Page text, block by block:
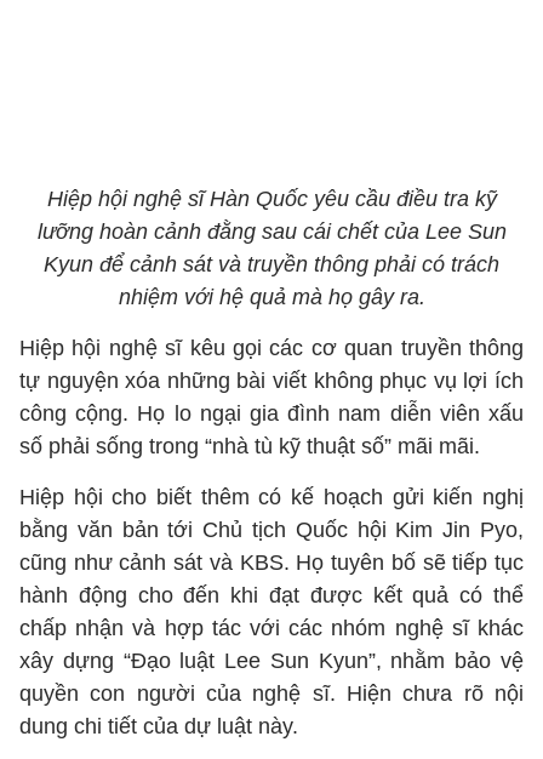
Hiệp hội nghệ sĩ Hàn Quốc yêu cầu điều tra kỹ
lưỡng hoàn cảnh đằng sau cái chết của Lee Sun
Kyun để cảnh sát và truyền thông phải có trách
nhiệm với hệ quả mà họ gây ra.
Hiệp hội nghệ sĩ kêu gọi các cơ quan truyền thông
tự nguyện xóa những bài viết không phục vụ lợi ích
công cộng. Họ lo ngại gia đình nam diễn viên xấu
số phải sống trong “nhà tù kỹ thuật số” mãi mãi.
Hiệp hội cho biết thêm có kế hoạch gửi kiến nghị
bằng văn bản tới Chủ tịch Quốc hội Kim Jin Pyo,
cũng như cảnh sát và KBS. Họ tuyên bố sẽ tiếp tục
hành động cho đến khi đạt được kết quả có thể
chấp nhận và hợp tác với các nhóm nghệ sĩ khác
xây dựng “Đạo luật Lee Sun Kyun”, nhằm bảo vệ
quyền con người của nghệ sĩ. Hiện chưa rõ nội
dung chi tiết của dự luật này.